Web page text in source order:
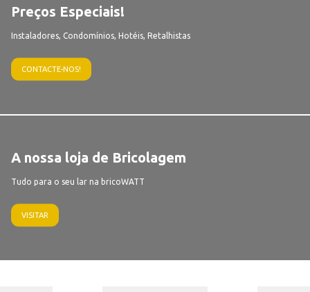
Preços Especiais!
Instaladores, Condomínios, Hotéis, Retalhistas
CONTACTE-NOS!
A nossa loja de Bricolagem
Tudo para o seu lar na bricoWATT
VISITAR